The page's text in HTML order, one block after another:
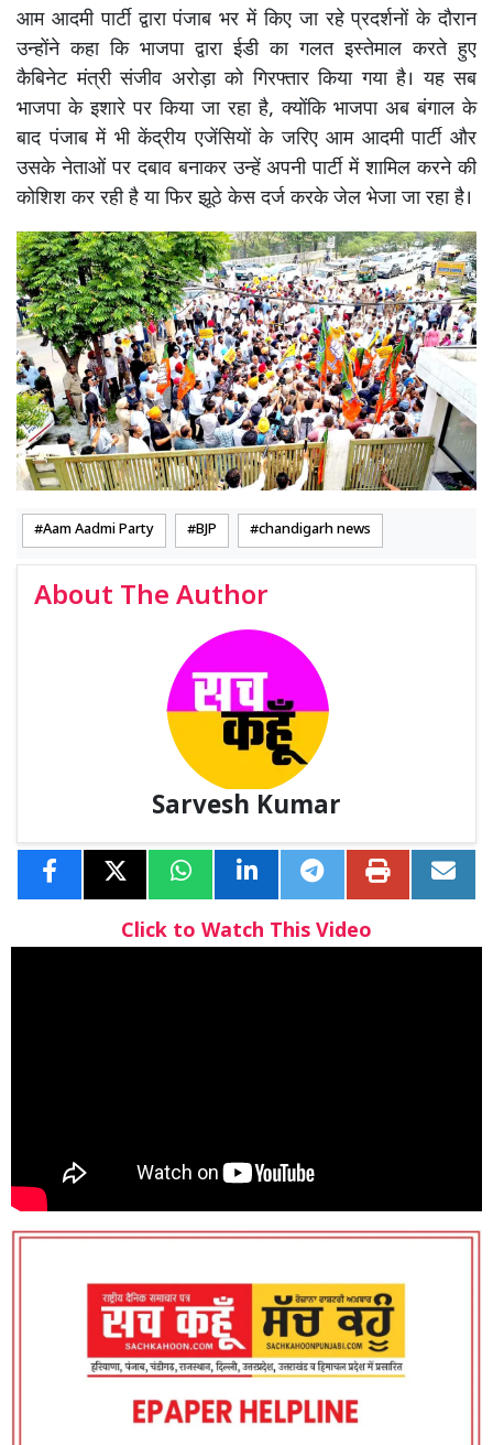
आम आदमी पार्टी द्वारा पंजाब भर में किए जा रहे प्रदर्शनों के दौरान
उन्होंने कहा कि भाजपा द्वारा ईडी का गलत इस्तेमाल करते हुए
कैबिनेट मंत्री संजीव अरोड़ा को गिरफ्तार किया गया है। यह सब
भाजपा के इशारे पर किया जा रहा है, क्योंकि भाजपा अब बंगाल के
बाद पंजाब में भी केंद्रीय एजेंसियों के जरिए आम आदमी पार्टी और
उसके नेताओं पर दबाव बनाकर उन्हें अपनी पार्टी में शामिल करने की
कोशिश कर रही है या फिर झूठे केस दर्ज करके जेल भेजा जा रहा है।
Aam Aadmi Party BJP chandigarh news
About The Author
Sarvesh Kumar
Click to Watch This Video